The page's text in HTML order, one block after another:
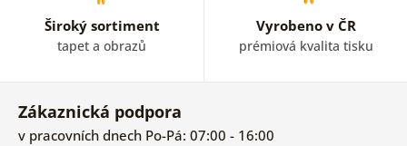
Široký sortiment
tapet a obrazů
Vyrobeno v ČR
prémiová kvalita tisku
Zákaznická podpora
v pracovních dnech Po-Pá: 07:00 - 16:00